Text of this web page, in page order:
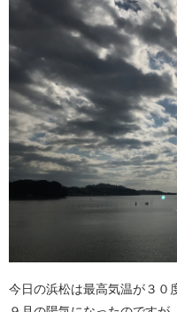
今日の浜松は最高気温が３０